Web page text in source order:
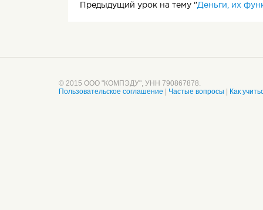
Предыдущий урок на тему "Деньги, их
© 2015 ООО "КОМПЭДУ", УНН 790867878.
Пользовательское соглашение
Частые вопросы Как